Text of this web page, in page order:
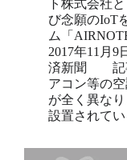
ト株式会社
び念願のIoT
ム「
2017年11月9
済新聞 記
アコン等の
が全く異な
設置されて